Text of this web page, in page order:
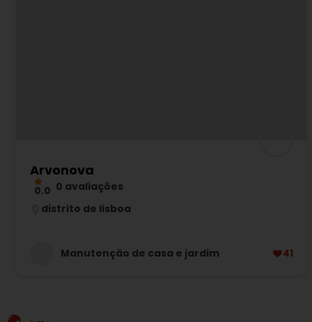
Arvonova
0.0 0 avaliações
distrito de lisboa
Manutenção de casa e jardim 41